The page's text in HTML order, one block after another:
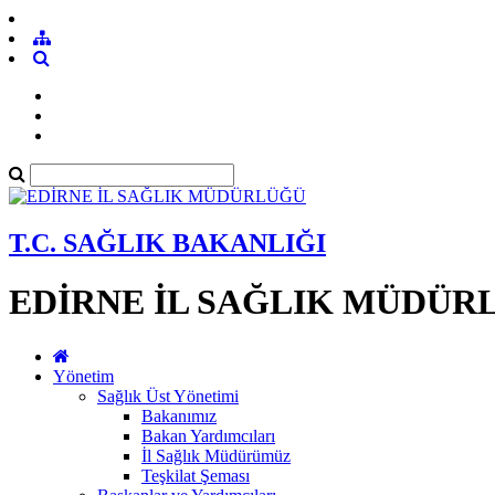
T.C. SAĞLIK BAKANLIĞI
EDİRNE İL SAĞLIK
Yönetim
Sağlık Üst Yönetimi
Bakanımız
Bakan Yardımcıları
İl Sağlık Müdürümüz
Teşkilat Şeması